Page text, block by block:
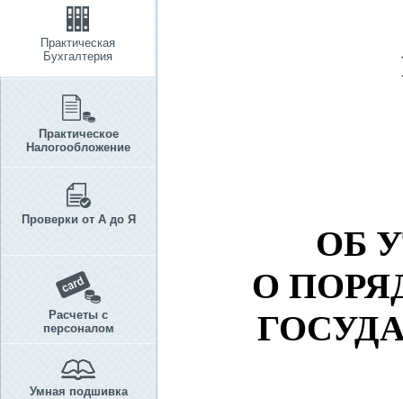
Практическая
Бухгалтерия
Практическое
Налогообложение
Проверки от А до Я
Расчеты с
персоналом
Умная подшивка
ОБ
О